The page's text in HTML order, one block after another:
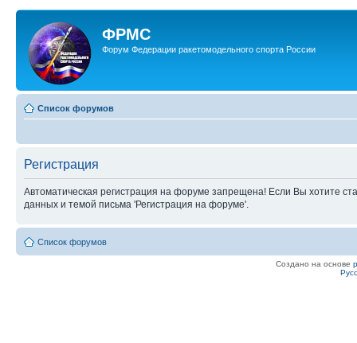
ФРМС
Форум Федерации ракетомодельного спорта России
Список форумов
Регистрация
Автоматическая регистрация на форуме запрещена! Если Вы хотите
данных и темой письма 'Регистрация на форуме'.
Список форумов
Создано на основе